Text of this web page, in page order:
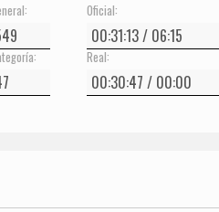
Oficial:
Real: